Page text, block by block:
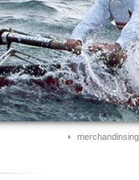
merchandinsing